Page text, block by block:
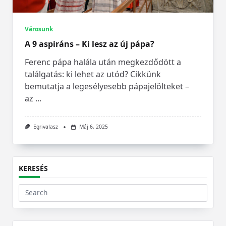
Városunk
A 9 aspiráns – Ki lesz az új pápa?
Ferenc pápa halála után megkezdődött a
találgatás: ki lehet az utód? Cikkünk
bemutatja a legesélyesebb pápajelölteket –
az ...
Egrivalasz Máj 6, 2025
KERESÉS
Search
for: